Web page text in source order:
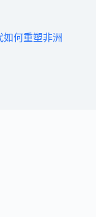
如何重塑非洲